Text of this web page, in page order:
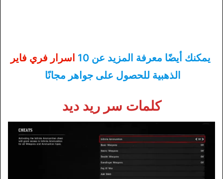
يمكنك أيضًا معرفة المزيد عن 10
اسرار فري فاير
الذهبية للحصول على جواهر مجانًا
كلمات سر ريد ديد